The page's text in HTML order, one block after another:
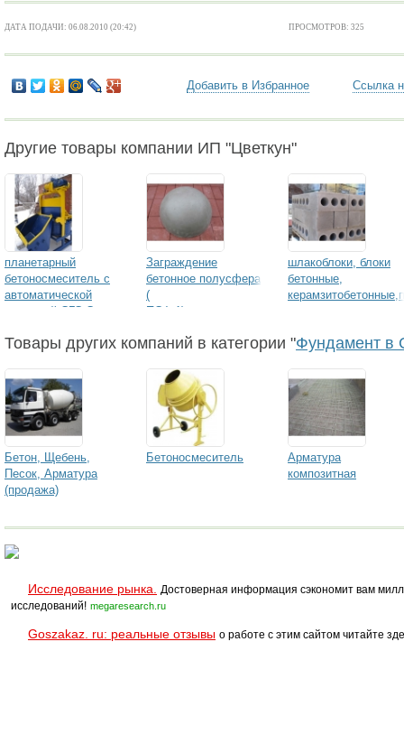
ДАТА ПОДАЧИ: 06.08.2010 (20:42) ПРОСМОТРОВ: 325
Добавить в Избранное Ссылка
Другие товары компании ИП "Цветкун"
планетарный
бетоносмеситель с
автоматической
загрузкой СГС-Скип
Заграждение
бетонное полусфера
(
ПСФ-1),ограничитель
шлакоблоки, блоки
бетонные,
Товары других компаний в категории "Фундамент в
Бетон, Щебень,
Песок, Арматура
(продажа)
Бетоносмеситель
Арматура
композитная
Исследование рынка.
Достоверная информация сэкономит вам
исследований! megaresearch.ru
Goszakaz. ru: реальные отзывы о работе с этим сайтом читайте